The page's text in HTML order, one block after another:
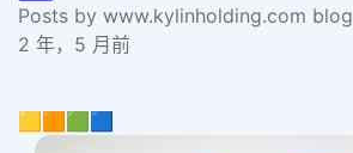
Posts by www.kylinholding.com blog
2 年，5 月前
🟨🟧🟩🟦